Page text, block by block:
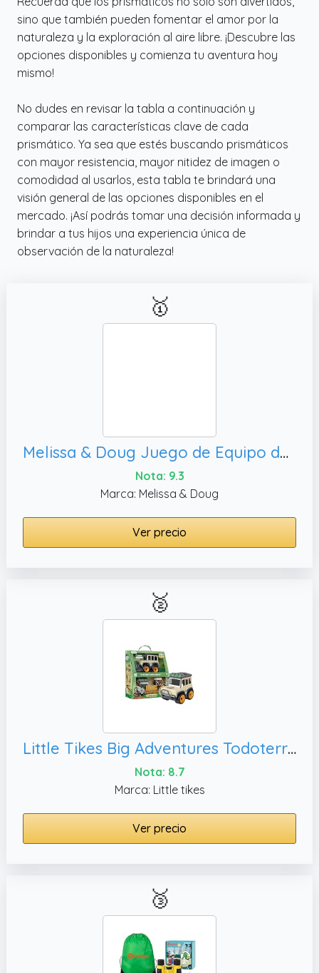
sino que también pueden fomentar el amor por la
naturaleza y la exploración al aire libre. ¡Descubre las
opciones disponibles y comienza tu aventura hoy
mismo!
No dudes en revisar la tabla a continuación y
comparar las características clave de cada
prismático. Ya sea que estés buscando prismáticos
con mayor resistencia, mayor nitidez de imagen o
comodidad al usarlos, esta tabla te brindará una
visión general de las opciones disponibles en el
mercado. ¡Así podrás tomar una decisión informada y
brindar a tus hijos una experiencia única de
observación de la naturaleza!
🥇
Melissa & Doug Juego de Equipo de Senderismo del Parque Nacional del Gran Cañón con Visor de Disco de Fotos, cinturón Infantil y prismáticos para niñas y niños a
Nota: 9.3
Marca: Melissa & Doug
Ver precio
🥈
Little Tikes Big Adventures Todoterreno safari Juguete STEM - Vehículo con prismáticos, linterna y brújula - Para niños de más de 3 años
Nota: 8.7
Marca: Little tikes
Ver precio
🥉